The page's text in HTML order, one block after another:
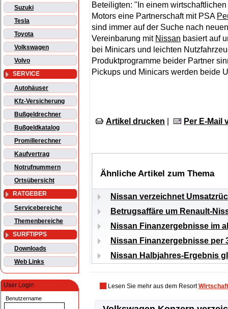
Suzuki
Tesla
Toyota
Volkswagen
Volvo
SERVICE
Autohäuser
Kfz-Versicherung
Bußgeldrechner
Bußgeldkatalog
Promillerechner
Kaufvertrag
Notrufnummern
Ortsübersicht
RATGEBER
Servicebereiche
Themenbereiche
SURFTIPPS
Downloads
Web Links
User Login
Benutzername
Beteiligten: "In einem
Motors eine Partnerschaft mit PSA
sind immer auf der Suche nach
Vereinbarung mit Nissan basiert auf
bei Minicars und leichten
Produktprogramme beider Partner
Pickups und Minicars werden beide
Artikel drucken Per E-Mail
Ähnliche Artikel zum Thema
Nissan verzeichnet
Betrugsaffäre um Renault-
Nissan Finanzergebnisse im
Nissan Finanzergebnisse per
Nissan Halbjahres-Ergebnis
Lesen Sie mehr aus dem ResortWirtschaft